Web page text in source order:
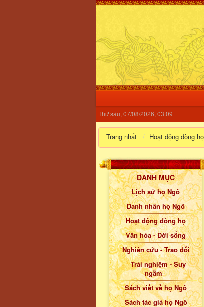
Thứ sáu, 07/08/2026, 03:09
Trang nhất Hoạt động dòng họ
DANH MỤC
Lịch sử họ Ngô
Danh nhân họ Ngô
Hoạt động dòng họ
Văn hóa - Đời sống
Nghiên cứu - Trao đổi
Trải nghiệm - Suy
ngẫm
Sách viết về họ Ngô
Sách tác giả họ Ngô